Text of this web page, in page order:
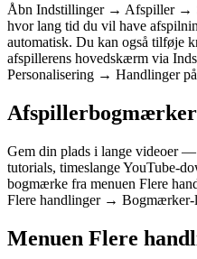
Åbn Indstillinger → Afspiller →
hvor lang tid du vil have
automatisk. Du kan også tilføje
afspillerens hovedskærm via
Personalisering → Handlinger
Afspillerbogmærker
Gem din plads i lange videoer
tutorials, timeslange YouTube-
bogmærke fra menuen Flere
Flere handlinger → Bogmærker-
Menuen Flere